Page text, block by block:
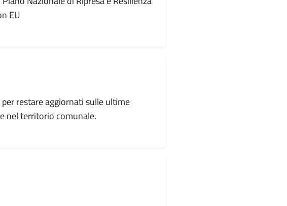
EU
restare aggiornati sulle ultime
nel territorio comunale.